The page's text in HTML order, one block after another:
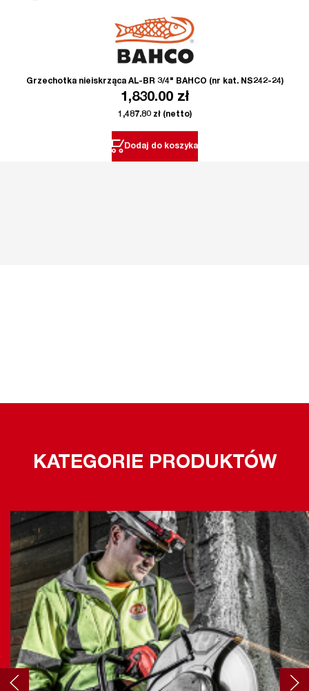
Grzechotka nieiskrząca AL-BR 3/4" BAHCO (nr kat. NS242-24)
1,830.00 zł
1,487.80 zł(netto)
Dodaj do koszyka
KATEGORIE PRODUKTÓW